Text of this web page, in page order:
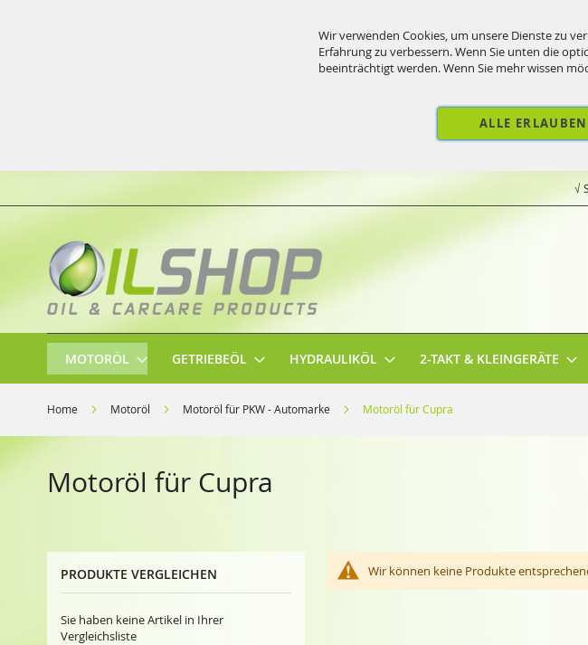
Wir verwenden Cookies, um unsere Dienste zu
Erfahrung zu verbessern. Wenn Sie unten die
beeinträchtigt werden. Wenn Sie mehr wissen
ALLE ERLAUBEN
zum
√
MOTORÖL GETRIEBEÖL HYDRAULIKÖL 2-TAKT & KLEINGERÄTE
Home Motoröl Motoröl für PKW - Automarke Motoröl für Cupra
Motoröl für Cupra
Wir können keine Produkte
PRODUKTE VERGLEICHEN
Sie haben keine Artikel in Ihrer
Vergleichsliste